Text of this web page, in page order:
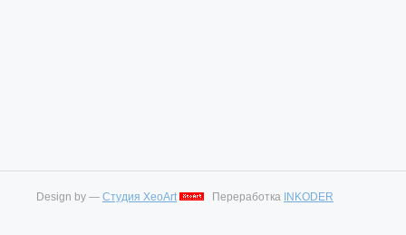
Design by — Студия XeoArt Переработка INKODER